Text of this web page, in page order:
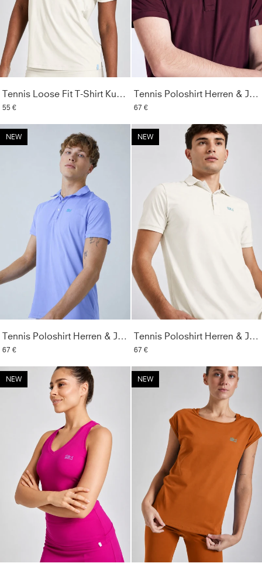
Tennis Loose Fit T-Shirt Kurzarm, off white
55 €
Tennis Poloshirt Herren & Jungen, burgunder rot
67 €
NEW
Tennis Poloshirt Herren & Jungen, lavendel blau
67 €
NEW
Tennis Poloshirt Herren & Jungen, off white
67 €
NEW NEW